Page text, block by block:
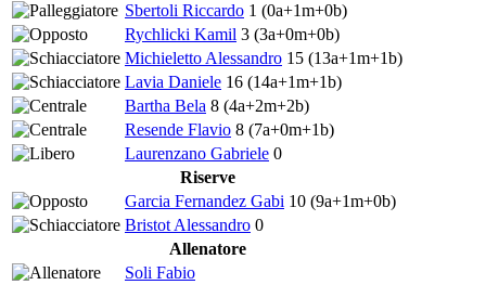
Sbertoli Riccardo 1 (0a+1m+0b)
Rychlicki Kamil 3 (3a+0m+0b)
Michieletto Alessandro 15 (13a+1m+1b)
Lavia Daniele 16 (14a+1m+1b)
Bartha Bela 8 (4a+2m+2b)
Resende Flavio 8 (7a+0m+1b)
Laurenzano Gabriele 0
Riserve
Garcia Fernandez Gabi 10 (9a+1m+0b)
Bristot Alessandro 0
Allenatore
Soli Fabio